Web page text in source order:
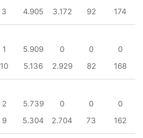
3 4.905 3.172 92 174
1 5.909 0 0
0
10 5.136 2.929 82 168
2 5.739 0 0
0
9 5.304 2.704 73 162